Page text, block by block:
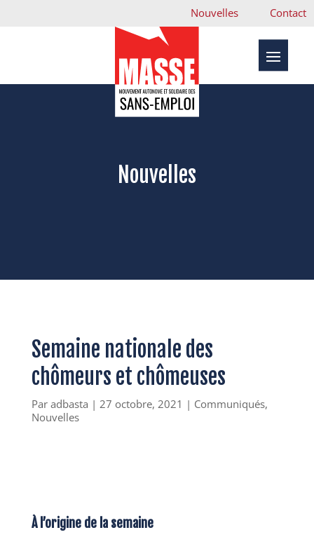
Nouvelles Contact
Nouvelles
Semaine nationale des
chômeurs et chômeuses
Par adbasta | 27 octobre, 2021 | Communiqués,
Nouvelles
À l’origine de la semaine